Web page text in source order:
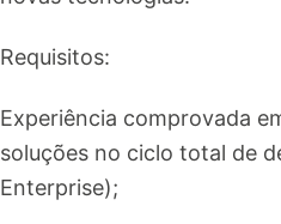
Requisitos:
Experiência comprovada
soluções no ciclo total de
Enterprise);